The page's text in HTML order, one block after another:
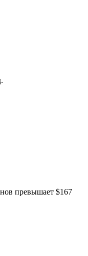
превышает $167